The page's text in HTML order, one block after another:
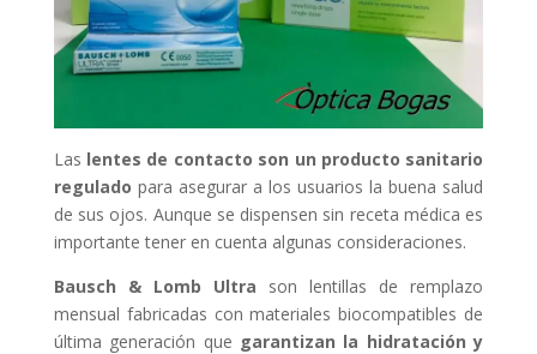
Las lentes de contacto son un producto sanitario
regulado para asegurar a los usuarios la buena salud
de sus ojos. Aunque se dispensen sin receta médica es
importante tener en cuenta algunas consideraciones.
Bausch & Lomb Ultra son lentillas de remplazo
mensual fabricadas con materiales biocompatibles de
última generación que garantizan la hidratación y